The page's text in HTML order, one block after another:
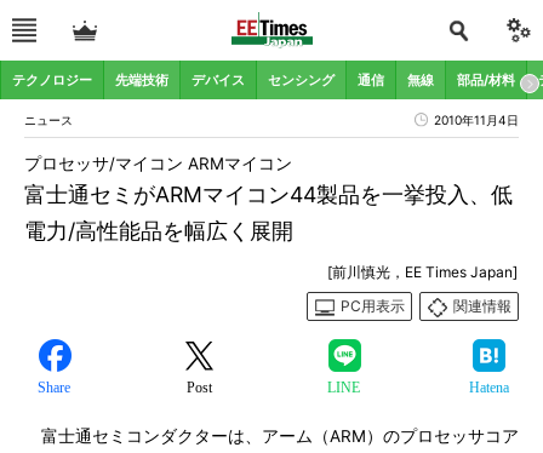
テクノロジー 先端技術 デバイス センシング 通信 無線 部品/材料
ニュース 2010年11月4日
富士通セミがARMマイコン44製品を一挙投入、低
電力/高性能品を幅広く展開
プロセッサ/マイコン ARMマイコン
[前川慎光，EE Times Japan]
PC用表示
関連情報
Share Post LINE Hatena
富士通セミコンダクターは、アーム（ARM）のプロセッサコア